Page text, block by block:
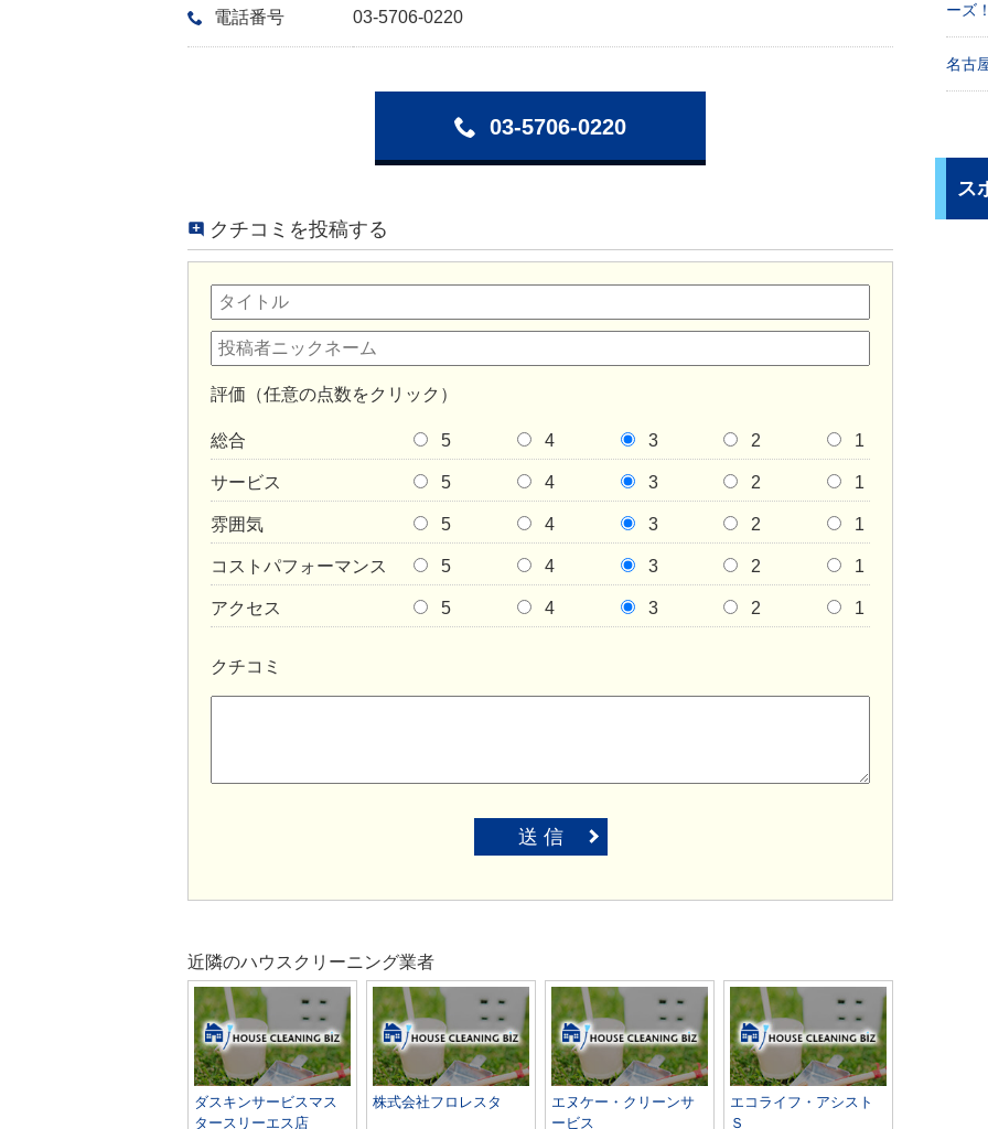
電話番号 03-5706-0220
03-5706-0220
クチコミを投稿する
評価（任意の点数をクリック）
総合 5 4 3 2 1
サービス 5 4 3 2 1
雰囲気 5 4 3 2 1
コストパフォーマンス 5 4 3 2 1
アクセス 5 4 3 2 1
クチコミ
送 信
近隣のハウスクリーニング業者
ダスキンサービスマス
タースリーエス店
株式会社フロレスタ
エヌケー・クリーンサ
ービス
エコライフ・アシスト
Ｓ
ーズ！
名古
ス